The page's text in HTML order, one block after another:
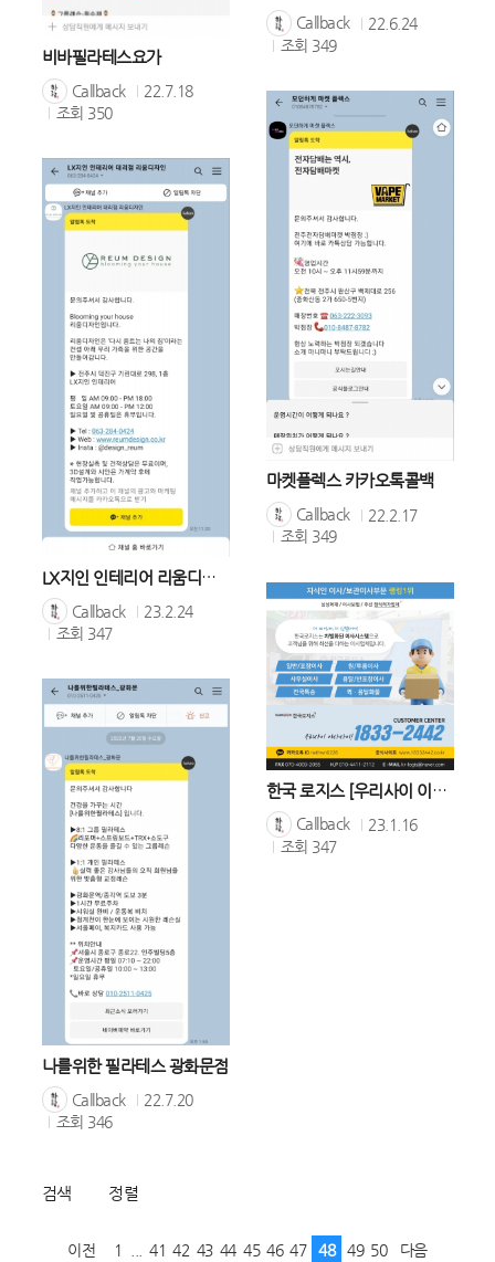
비바필라테스요가
Callback
22.7.18
조회 350
Callback
22.6.24
조회 349
마켓플렉스 카카오톡콜백
Callback
22.2.17
조회 349
LX지인 인테리어 리움디자인
Callback
23.2.24
조회 347
한국 로지스 [우리사이 이사사이]
Callback
23.1.16
조회 347
나를위한 필라테스 광화문점
Callback
22.7.20
조회 346
검색 정렬
이전 1 41 42 43 44 45 46 47 48 49 50 다음